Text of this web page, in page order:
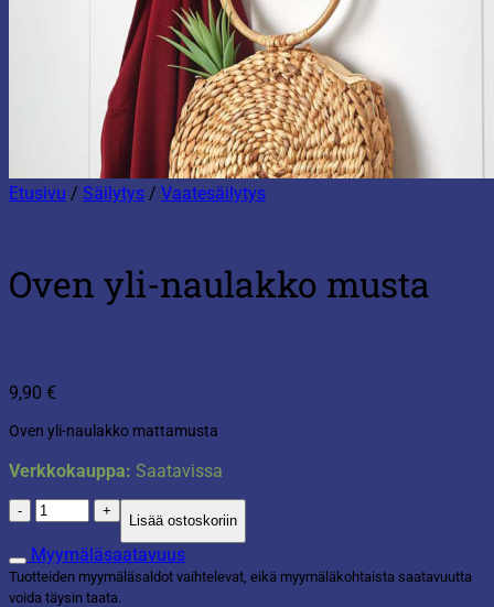
Etusivu / Säilytys / Vaatesäilytys
Oven yli-naulakko musta
9,90 €
Oven yli-naulakko mattamusta
Verkkokauppa: Saatavissa
Oven
yli-
naulakko
musta
määrä
Lisää ostoskoriin
Myymäläsaatavuus
Tuotteiden myymäläsaldot vaihtelevat, eikä myymäläkohtaista saatavuutta
voida täysin taata.